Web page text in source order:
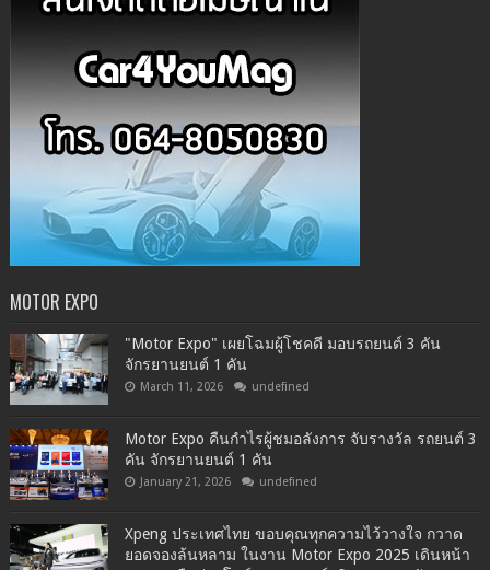
MOTOR EXPO
"Motor Expo" เผยโฉมผู้โชคดี มอบรถยนต์ 3 คัน
จักรยานยนต์ 1 คัน
March 11, 2026 undefined
Motor Expo คืนกำไรผู้ชมอลังการ จับรางวัล รถยนต์ 3
คัน จักรยานยนต์ 1 คัน
January 21, 2026 undefined
Xpeng ประเทศไทย ขอบคุณทุกความไว้วางใจ กวาด
ยอดจองล้นหลาม ในงาน Motor Expo 2025 เดินหน้า